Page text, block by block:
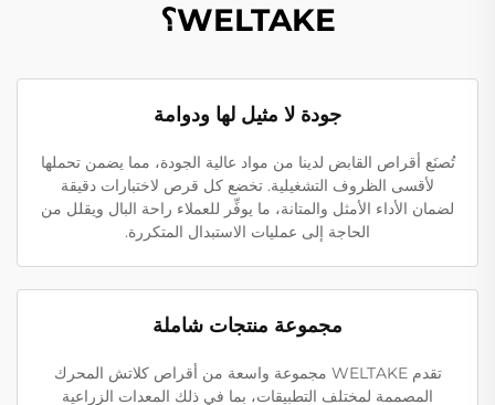
WELTAKE؟
جودة لا مثيل لها ودوامة
تُصنَع أقراص القابض لدينا من مواد عالية الجودة، مما يضمن تحملها
لأقسى الظروف التشغيلية. تخضع كل قرص لاختبارات دقيقة
لضمان الأداء الأمثل والمتانة، ما يوفِّر للعملاء راحة البال ويقلل من
الحاجة إلى عمليات الاستبدال المتكررة.
مجموعة منتجات شاملة
تقدم WELTAKE مجموعة واسعة من أقراص كلاتش المحرك
المصممة لمختلف التطبيقات، بما في ذلك المعدات الزراعية